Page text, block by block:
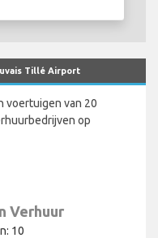
Tillé Airport
voertuigen van 20
op
Verhuur
10